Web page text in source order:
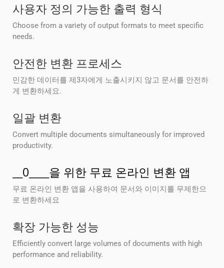
사용자 정의 가능한 출력 형식
Choose from a variety of output formats to meet specific
needs.
안전한 변환 프로세스
민감한 데이터를 제3자에게 노출시키지 않고 문서를 안전하
게 변환하세요.
일괄 변환
Convert multiple documents simultaneously for improved
productivity.
__0____을 위한 무료 온라인 변환 앱
무료 온라인 변환 앱을 사용하여 문서와 이미지를 무제한으
로 변환하세요
확장 가능한 성능
Efficiently convert large volumes of documents with high
performance and reliability.